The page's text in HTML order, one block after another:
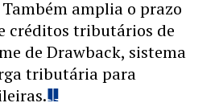
amplia o prazo
créditos tributários de
de Drawback, sistema
tributária para